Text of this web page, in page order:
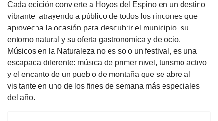
Cada edición convierte a Hoyos del Espino en un destino
vibrante, atrayendo a público de todos los rincones que
aprovecha la ocasión para descubrir el municipio, su
entorno natural y su oferta gastronómica y de ocio.
Músicos en la Naturaleza no es solo un festival, es una
escapada diferente: música de primer nivel, turismo activo
y el encanto de un pueblo de montaña que se abre al
visitante en uno de los fines de semana más especiales
del año.